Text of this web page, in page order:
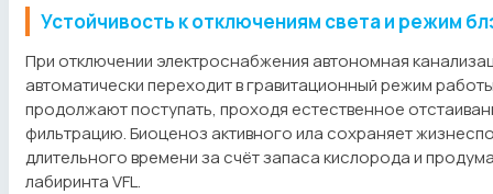
Устойчивость к отключениям света и режим
При отключении электроснабжения автономная
автоматически переходит в гравитационный режим
продолжают поступать, проходя естественное
фильтрацию. Биоценоз активного ила сохраняет
длительного времени за счёт запаса кислорода и
лабиринта VFL.